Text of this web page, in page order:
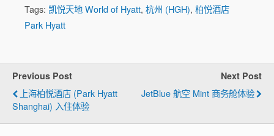
Tags: 凯悦天地 World of Hyatt, 杭州 (HGH), 柏悦酒店
Park Hyatt
Previous Post
上海柏悦酒店 (Park Hyatt
Shanghai) 入住体验
Next Post
JetBlue 航空 Mint 商务舱体验